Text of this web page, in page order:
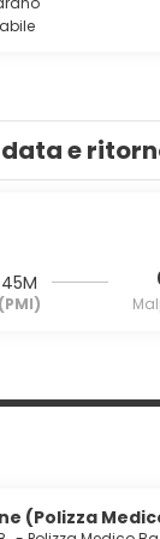
e
(PMI)
45M
(Polizza